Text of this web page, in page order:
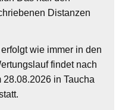
Distanzen
wie immer in den
findet nach
in Taucha